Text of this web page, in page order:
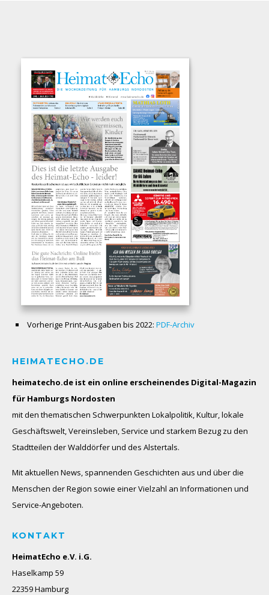
Vorherige Print-Ausgaben bis 2022: PDF-Archiv
HEIMATECHO.DE
heimatecho.de ist ein online erscheinendes Digital-Magazin
für Hamburgs Nordosten
mit den thematischen Schwerpunkten Lokalpolitik, Kultur, lokale
Geschäftswelt, Vereinsleben, Service und starkem Bezug zu den
Stadtteilen der Walddörfer und des Alstertals.
Mit aktuellen News, spannenden Geschichten aus und über die
Menschen der Region sowie einer Vielzahl an Informationen und
Service-Angeboten.
KONTAKT
HeimatEcho e.V. i.G.
Haselkamp 59
22359 Hamburg